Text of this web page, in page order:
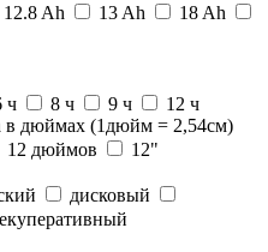
12.8 Ah 13 Ah
18 Ah
ч 8 ч 9 ч
12 ч
в дюймах (1дюйм = 2,54см)
12 дюймов
12"
дисковый